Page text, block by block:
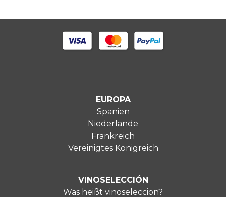
EUROPA
Spanien
Niederlande
Frankreich
Vereinigtes Königreich
VINOSELECCIÓN
Was heißt vinoseleccion?